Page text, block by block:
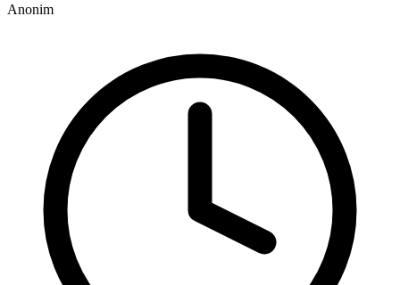
Anonim